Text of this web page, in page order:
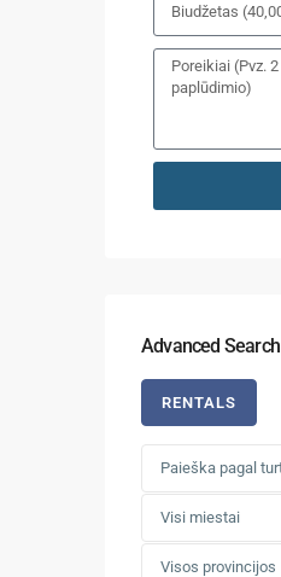
Advanced Search
RENTALS
Visi miestai
Visos provincijos